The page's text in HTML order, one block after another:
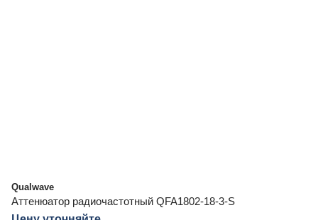
Qualwave
Аттенюатор радиочастотный QFA1802-18-3-S